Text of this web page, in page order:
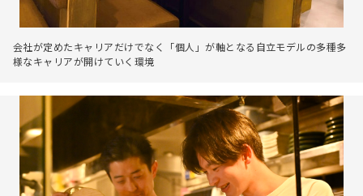
会社が定めたキャリアだけでなく「個人」が軸となる自立モデルの多種多
様なキャリアが開けていく環境